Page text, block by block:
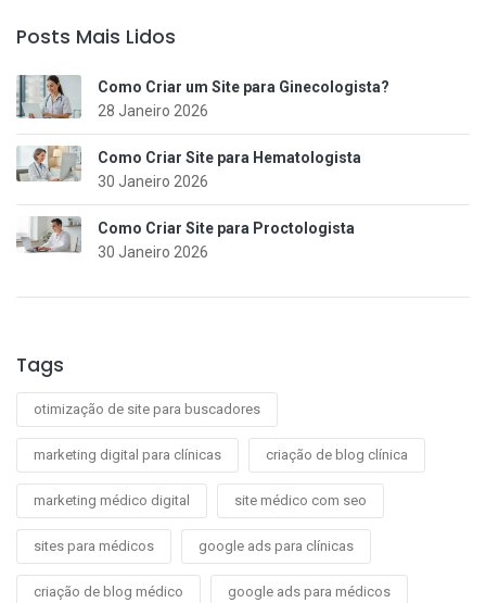
Posts Mais Lidos
Como Criar um Site para Ginecologista?
28 Janeiro 2026
Como Criar Site para Hematologista
30 Janeiro 2026
Como Criar Site para Proctologista
30 Janeiro 2026
Tags
otimização de site para buscadores
marketing digital para clínicas criação de blog clínica
marketing médico digital site médico com seo
sites para médicos google ads para clínicas
criação de blog médico google ads para médicos